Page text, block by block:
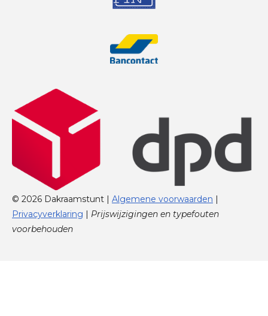
© 2026 Dakraamstunt | Algemene voorwaarden |
Privacyverklaring | Prijswijzigingen en typefouten
voorbehouden